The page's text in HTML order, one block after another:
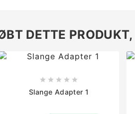
DETTE
    
Slange Adapter 1